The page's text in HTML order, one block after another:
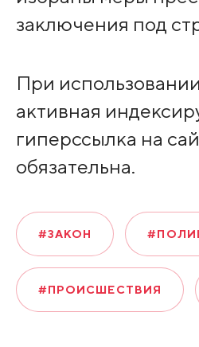
заключения под
При
активная
гиперссылка на
обязательна.
#ЗАКОН
#ПРОИСШЕСТВИЯ